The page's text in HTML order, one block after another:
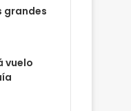
grandes
vuelo